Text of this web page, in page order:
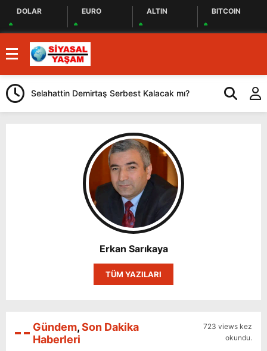
DOLAR EURO ALTIN BITCOIN
Selahattin Demirtaş Serbest Kalacak mı?
YENİ Parti
Önemli
Erkan Sarıkaya
TÜM YAZILARI
Gündem,Son Dakika
Haberleri
723 views kez
okundu.